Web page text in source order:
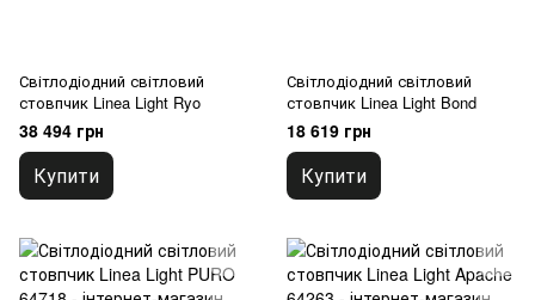
Світлодіодний світловий
стовпчик Linea Light Ryo
38 494 грн
Купити
Світлодіодний світловий
стовпчик Linea Light Bond
18 619 грн
Купити